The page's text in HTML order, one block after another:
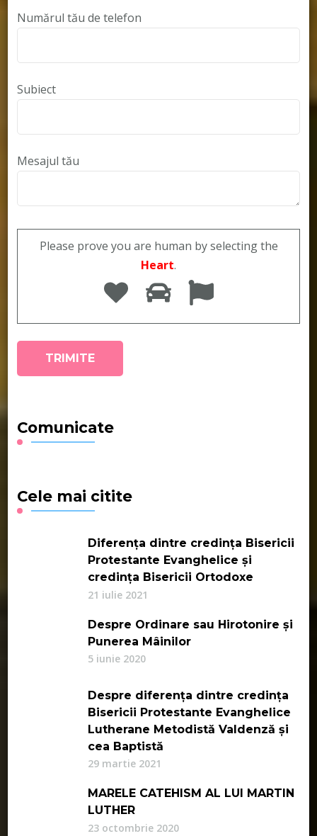
Numărul tău de telefon
Subiect
Mesajul tău
Please prove you are human by selecting the
Heart.
Comunicate
Cele mai citite
Diferența dintre credința Bisericii
Protestante Evanghelice și
credința Bisericii Ortodoxe
21 iulie 2021
Despre Ordinare sau Hirotonire și
Punerea Mâinilor
5 iunie 2020
Despre diferența dintre credința
Bisericii Protestante Evanghelice
Lutherane Metodistă Valdenză și
cea Baptistă
29 martie 2021
MARELE CATEHISM AL LUI MARTIN
LUTHER
23 octombrie 2020